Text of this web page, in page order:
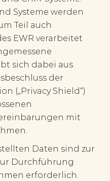
Systeme werden
Teil auch
EWR verarbeitet
sich dabei aus
der
(„Privacy Shield“)
mit
Daten sind zur
Durchführung
erforderlich.